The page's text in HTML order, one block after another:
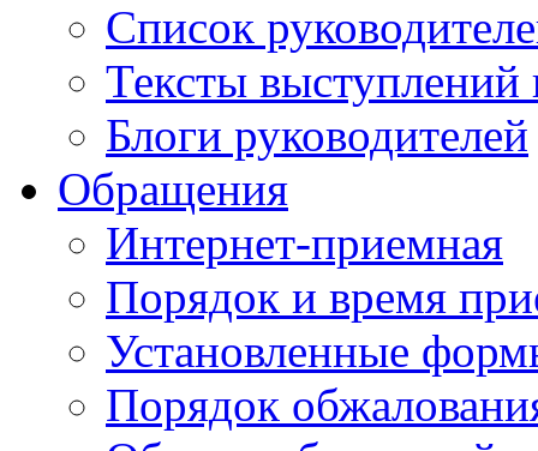
Список
Тексты выступлений
Блоги руководителей
Обращения
Интернет-приемная
Порядок и время
Установленные
Порядок